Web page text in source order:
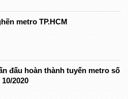
metro TP.HCM
đấu hoàn thành tuyến metro số
2020